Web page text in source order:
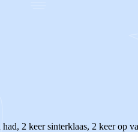
2 keer sinterklaas, 2 keer op